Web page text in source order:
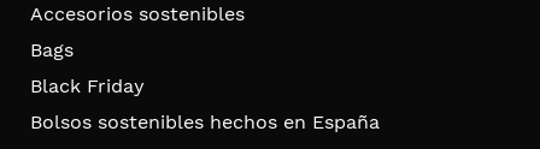
Accesorios sostenibles
Bags
Black Friday
Bolsos sostenibles hechos en España